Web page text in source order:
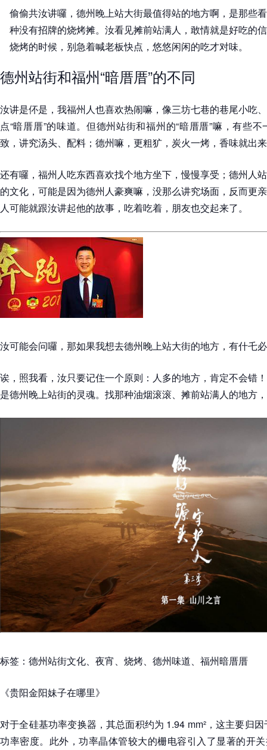
偷偷共汝讲囉，德州晚上站大街最值得站的地方啊，是那些
种没有招牌的烧烤摊。汝看见摊前站满人，敢情就是好吃的
烧烤的时候，别急着喊老板快点，悠悠闲闲的吃才对味。
德州站街和福州“暗厝厝”的不同
汝讲是伓是，我福州人也喜欢热闹嘛，像三坊七巷的巷尾小吃
点“暗厝厝”的味道。但德州站街和福州的“暗厝厝”嘛，有些
致，讲究汤头、配料；德州嘛，更粗犷，炭火一烤，香味就出
还有囉，福州人吃东西喜欢找个地方坐下，慢慢享受；德州人
的文化，可能是因为德州人豪爽嘛，没那么讲究场面，反而更
人可能就跟汝讲起他的故事，吃着吃着，朋友也交起来了。
汝可能会问囉，那如果我想去德州晚上站大街的地方，有什乇
诶，照我看，汝只要记住一个原则：人多的地方，肯定不会错
是德州晚上站街的灵魂。找那种油烟滚滚、摊前站满人的地方
标签： 德州站街文化、夜宵、烧烤、德州味道、福州暗厝厝
《贵阳金阳妹子在哪里》
对于全硅基功率变换器，其总面积约为 1.94 mm²，这主要归
功率密度。此外，功率晶体管较大的栅电容引入了显著的开